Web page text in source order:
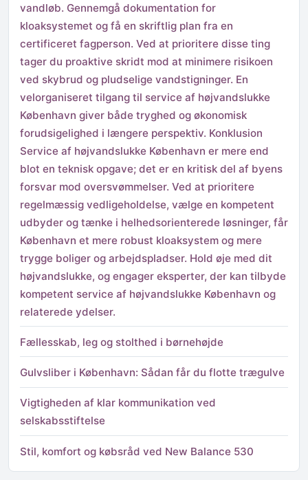
vandløb. Gennemgå dokumentation for
kloaksystemet og få en skriftlig plan fra en
certificeret fagperson. Ved at prioritere disse ting
tager du proaktive skridt mod at minimere risikoen
ved skybrud og pludselige vandstigninger. En
velorganiseret tilgang til service af højvandslukke
København giver både tryghed og økonomisk
forudsigelighed i længere perspektiv. Konklusion
Service af højvandslukke København er mere end
blot en teknisk opgave; det er en kritisk del af byens
forsvar mod oversvømmelser. Ved at prioritere
regelmæssig vedligeholdelse, vælge en kompetent
udbyder og tænke i helhedsorienterede løsninger, får
København et mere robust kloaksystem og mere
trygge boliger og arbejdspladser. Hold øje med dit
højvandslukke, og engager eksperter, der kan tilbyde
kompetent service af højvandslukke København og
relaterede ydelser.
Fællesskab, leg og stolthed i børnehøjde
Gulvsliber i København: Sådan får du flotte trægulve
Vigtigheden af klar kommunikation ved
selskabsstiftelse
Stil, komfort og købsråd ved New Balance 530